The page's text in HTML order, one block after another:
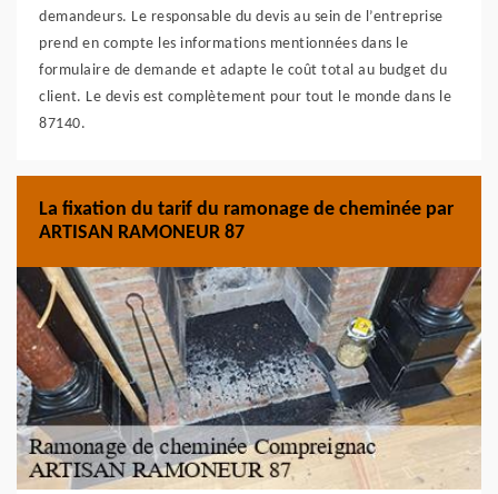
demandeurs. Le responsable du devis au sein de l’entreprise
prend en compte les informations mentionnées dans le
formulaire de demande et adapte le coût total au budget du
client. Le devis est complètement pour tout le monde dans le
87140.
La fixation du tarif du ramonage de cheminée par
ARTISAN RAMONEUR 87